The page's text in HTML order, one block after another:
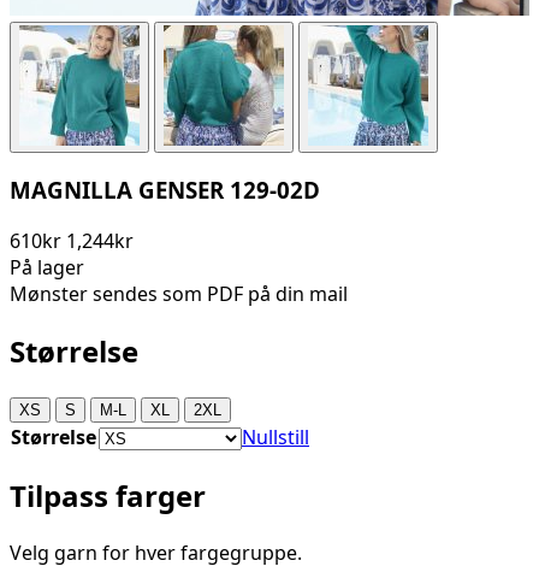
MAGNILLA GENSER 129-02D
610kr 1,244kr
På lager
Mønster sendes som PDF på din mail
Størrelse
XS S M-L XL 2XL
Størrelse Nullstill
Tilpass farger
Velg garn for hver fargegruppe.